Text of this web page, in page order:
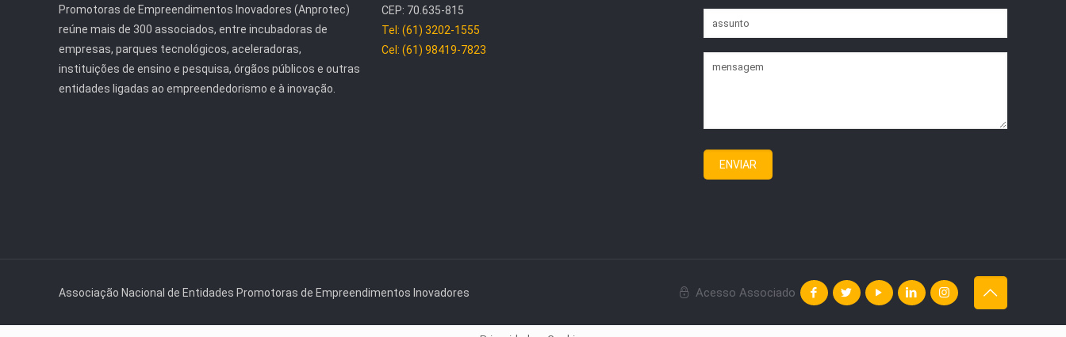
Promotoras de Empreendimentos Inovadores (Anprotec)
reúne mais de 300 associados, entre incubadoras de
empresas, parques tecnológicos, aceleradoras,
instituições de ensino e pesquisa, órgãos públicos e outras
entidades ligadas ao empreendedorismo e à inovação.
CEP: 70.635-815
Tel: (61) 3202-1555
Cel: (61) 98419-7823
Associação Nacional de Entidades Promotoras de Empreendimentos Inovadores Acesso Associado